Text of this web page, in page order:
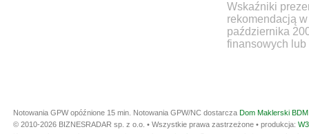
Wskaźniki
rekomendacją
października
finansowych lub
Notowania GPW opóźnione 15 min. Notowania GPW/NC dostarcza Dom Maklerski
© 2010-2026 BIZNESRADAR sp. z o.o. • Wszystkie prawa zastrzeżone • produkcja: